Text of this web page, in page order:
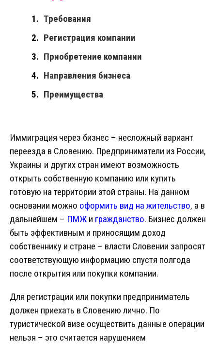
Требования
Регистрация компании
Приобретение компании
Направления бизнеса
Преимущества
Иммиграция через бизнес – несложный вариант
переезда в Словению. Предприниматели из России,
Украины и других стран имеют возможность
открыть собственную компанию или купить
готовую на территории этой страны. На данном
основании можно оформить вид на жительство, а в
дальнейшем – ПМЖ и гражданство. Бизнес должен
быть эффективным и приносящим доход
собственнику и стране – власти Словении запросят
соответствующую информацию спустя полгода
после открытия или покупки компании.
Для регистрации или покупки предприниматель
должен приехать в Словению лично. По
туристической визе осуществить данные операции
нельзя – это считается нарушением